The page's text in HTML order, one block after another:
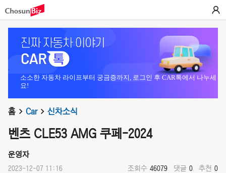
소소한 자동차 라이프부터 궁금증까지, 로그인 후 CAR톡에서 나누세
요!
홈 Car 신차소식
벤츠 CLE53 AMG 쿠페-2024
운영자
2023-12-07 11:16 조회수 46079 댓글 0 추천 0